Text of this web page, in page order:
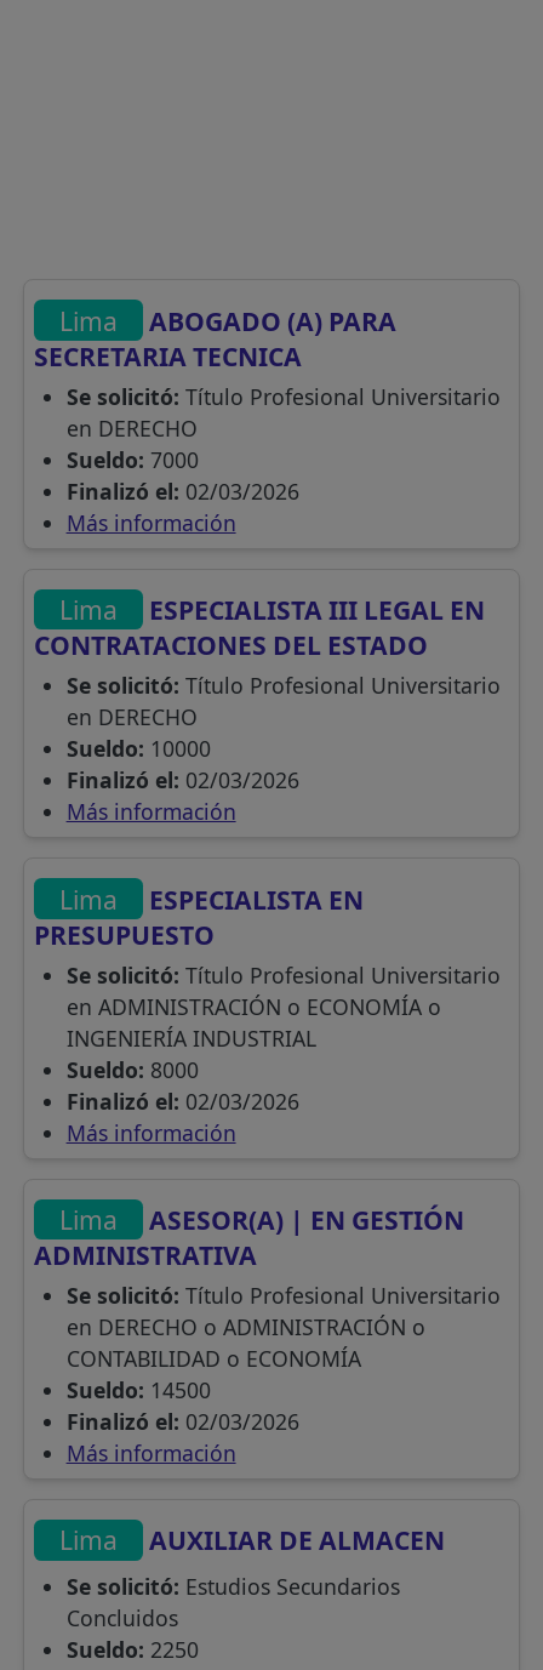
Lima
ABOGADO (A) PARA
SECRETARIA TECNICA
Se solicitó: Título Profesional Universitario
en DERECHO
Sueldo: 7000
Finalizó el: 02/03/2026
Más información
Lima
ESPECIALISTA III LEGAL EN
CONTRATACIONES DEL ESTADO
Se solicitó: Título Profesional Universitario
en DERECHO
Sueldo: 10000
Finalizó el: 02/03/2026
Más información
Lima
ESPECIALISTA EN
PRESUPUESTO
Se solicitó: Título Profesional Universitario
en ADMINISTRACIÓN o ECONOMÍA o
INGENIERÍA INDUSTRIAL
Sueldo: 8000
Finalizó el: 02/03/2026
Más información
Lima
ASESOR(A) | EN GESTIÓN
ADMINISTRATIVA
Se solicitó: Título Profesional Universitario
en DERECHO o ADMINISTRACIÓN o
CONTABILIDAD o ECONOMÍA
Sueldo: 14500
Finalizó el: 02/03/2026
Más información
Lima AUXILIAR DE ALMACEN
Se solicitó: Estudios Secundarios
Concluidos
Sueldo: 2250